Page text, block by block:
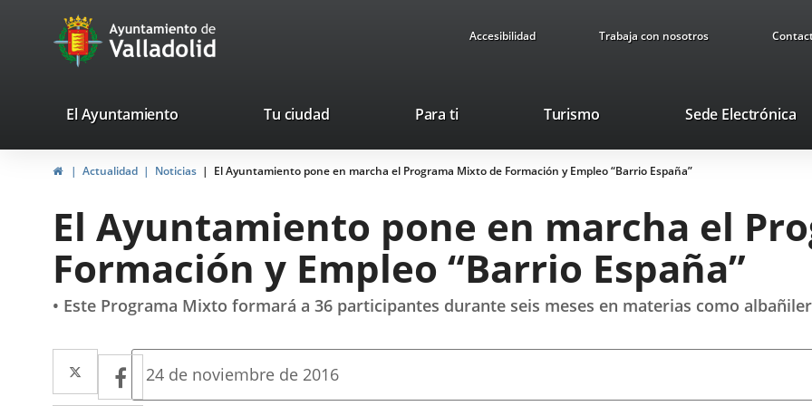
Portal
Web
Ayuntamiento
de
Accesibilidad Trabaja con nosotros
valladolid.es
El Ayuntamiento Tu ciudad Para ti TurismoEste
se
abrirá
ventana
nueva.
Sede Electrónica
InicioActualidad Noticias El Ayuntamiento pone en marcha el Programa Mixto de Formación y Empleo “Barrio España”
El Ayuntamiento pone en marcha el
Formación y Empleo “Barrio España”
• Este Programa Mixto formará a 36 participantes durante seis meses en materias como
Twitter
Enlace
a
Facebook
Enlace
Fecha
24 de noviembre de 2016